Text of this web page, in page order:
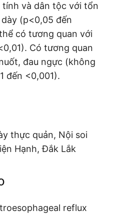
và dân tộc với tổn
(p<0,05 đến
có tương quan với
Có tương quan
đau ngực (không
đến <0,001).
thực quản, Nội soi
Hạnh, Đắk Lắk
reflux